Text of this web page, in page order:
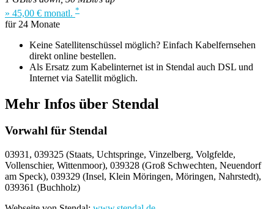
» 45,00 € monatl. *
für 24 Monate
Keine Satellitenschüssel möglich? Einfach Kabelfernsehen
direkt online bestellen.
Als Ersatz zum Kabelinternet ist in Stendal auch DSL und
Internet via Satellit möglich.
Mehr Infos über Stendal
Vorwahl für Stendal
03931, 039325 (Staats, Uchtspringe, Vinzelberg, Volgfelde,
Vollenschier, Wittenmoor), 039328 (Groß Schwechten, Neuendorf
am Speck), 039329 (Insel, Klein Möringen, Möringen, Nahrstedt),
039361 (Buchholz)